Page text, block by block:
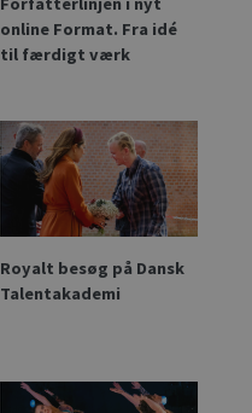
online Format. Fra idé
til færdigt værk
Royalt besøg på Dansk
Talentakademi